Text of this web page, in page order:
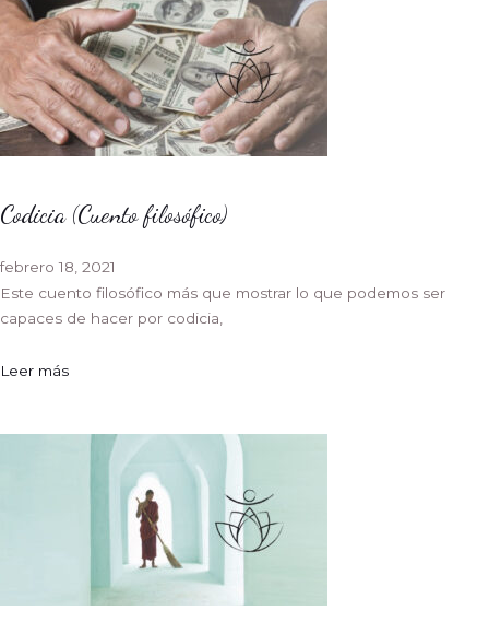
Codicia (Cuento filosófico)
febrero 18, 2021
Este cuento filosófico más que mostrar lo que podemos ser
capaces de hacer por codicia,
Leer más